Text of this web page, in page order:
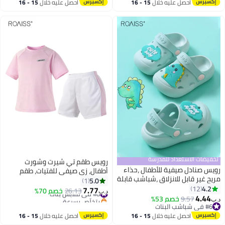
احصل عليه خلال 15 - 16 احصل عليه خلال 15 - 16
4
تخفيضات الاستعداد للمدرسة
رويس صنادل صيفية للأطفال ،حذاء
مريح غير قابل للانزلاق ،شباشب قابلة
للتنفس بتصميم كرتوني ،مناسب
للشاطئ والاستخدام اليومي
4.2
12
د.ب‏4.44
9.57خصم 53%
#6 في شباشب البنات
#6 في شباشب البنات احصل عليه خلال 15 - 16
2
رويس طقم تي شيرت وشورت
أطفال، زي صيفي للفتيات، طقم
ملابس صيفي للبنات، طقم ملابس
من قطعتين، بدلة رياضية سريعة
الجفاف، بدلة رياضية كاجوال مع
والسفر والشاطئ والجري والملابس
5.0
1
د.ب‏7.77
26.13خصم 70% #8 في ملابس بنات
بتخلّص بسرعة
#8 في ملابس بنات
احصل عليه خلال 15 - 16